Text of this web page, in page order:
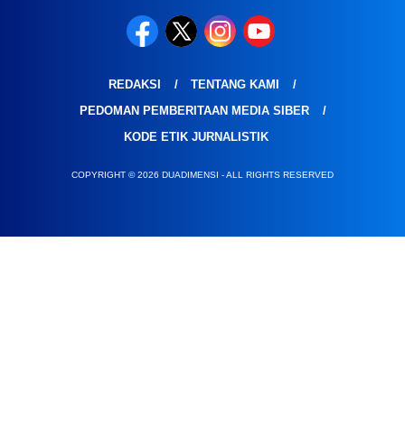
REDAKSI
TENTANG KAMI
PEDOMAN PEMBERITAAN MEDIA SIBER
KODE ETIK JURNALISTIK
COPYRIGHT © 2026 DUADIMENSI - ALL RIGHTS RESERVED